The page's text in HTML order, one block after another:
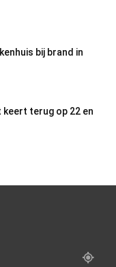
bij brand in
terug op 22 en